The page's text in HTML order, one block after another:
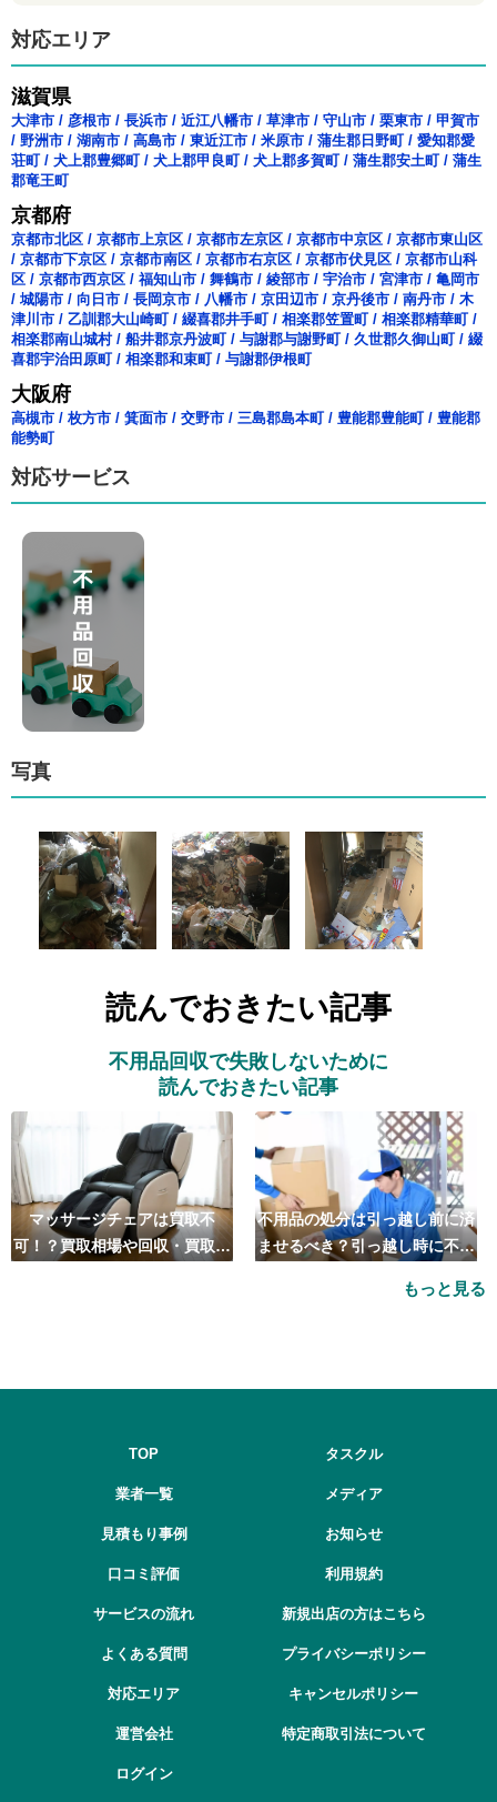
対応エリア
滋賀県
大津市 / 彦根市 / 長浜市 / 近江八幡市 / 草津市 / 守山市 / 栗東市 / 甲賀市
/ 野洲市 / 湖南市 / 高島市 / 東近江市 / 米原市 / 蒲生郡日野町/ 愛知郡愛
荘町/ 犬上郡豊郷町/ 犬上郡甲良町/ 犬上郡多賀町/ 蒲生郡安土町/ 蒲生
郡竜王町
京都府
京都市北区 / 京都市上京区 / 京都市左京区 / 京都市中京区 / 京都市東山区
/ 京都市下京区 / 京都市南区 / 京都市右京区 / 京都市伏見区 / 京都市山科
区 / 京都市西京区 / 福知山市 / 舞鶴市 / 綾部市 / 宇治市 / 宮津市 / 亀岡市
/ 城陽市 / 向日市 / 長岡京市 / 八幡市 / 京田辺市 / 京丹後市 / 南丹市 / 木
津川市 / 乙訓郡大山崎町/ 綴喜郡井手町/ 相楽郡笠置町/ 相楽郡精華町/
相楽郡南山城村/ 船井郡京丹波町/ 与謝郡与謝野町/ 久世郡久御山町/ 綴
喜郡宇治田原町/ 相楽郡和束町/ 与謝郡伊根町
大阪府
高槻市 / 枚方市 / 箕面市 / 交野市 / 三島郡島本町/ 豊能郡豊能町/ 豊能郡
能勢町
対応サービス
写真
読んでおきたい記事
不用品回収で失敗しないために
読んでおきたい記事
マッサージチェアは買取不
可！？買取相場や回収・買取の
不用品の処分は引っ越し前に済
ませるべき？引っ越し時に不用
もっと見る
TOP
業者一覧
見積もり事例
口コミ評価
サービスの流れ
よくある質問
対応エリア
運営会社
ログイン
タスクル
メディア
お知らせ
利用規約
新規出店の方はこちら
プライバシーポリシー
キャンセルポリシー
特定商取引法について